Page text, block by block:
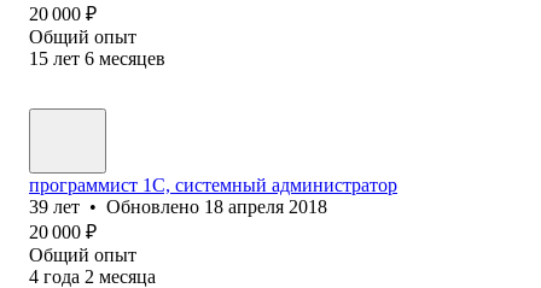
20 000 ₽
Общий опыт
15 лет 6 месяцев
программист 1С, системный администратор
39 лет • Обновлено 18 апреля 2018
20 000 ₽
Общий опыт
4 года 2 месяца